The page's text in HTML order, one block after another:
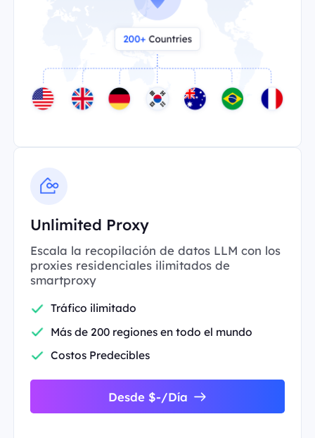
Unlimited Proxy
Escala la recopilación de datos LLM con los
proxies residenciales ilimitados de
smartproxy
Tráfico ilimitado
Más de 200 regiones en todo el mundo
Costos Predecibles
Desde $-/Día